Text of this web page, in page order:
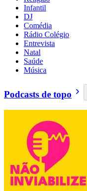
Infantil
DJ
Comédia
Rádio Colégio
Entrevista
Natal
Saúde
Música
Podcasts de topo